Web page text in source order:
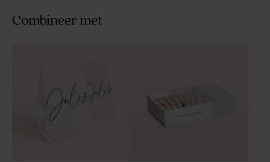
Combineer met